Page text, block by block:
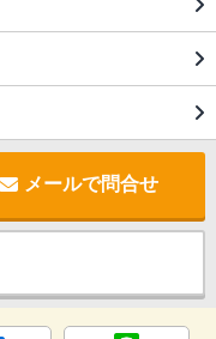
メールで問合せ